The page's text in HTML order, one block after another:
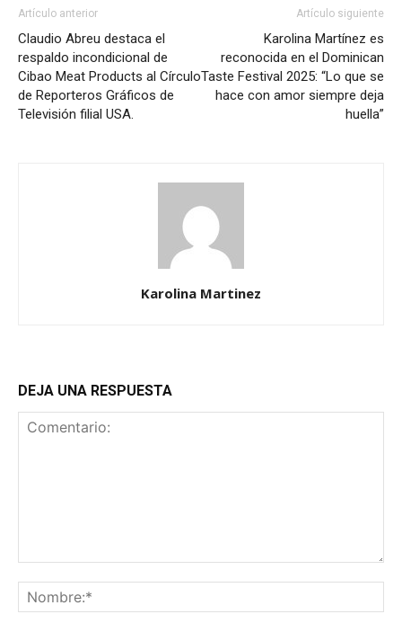
Artículo anterior
Claudio Abreu destaca el
respaldo incondicional de
Cibao Meat Products al Círculo
de Reporteros Gráficos de
Televisión filial USA.
Artículo siguiente
Karolina Martínez es
reconocida en el Dominican
Taste Festival 2025: “Lo que se
hace con amor siempre deja
huella”
Karolina Martinez
DEJA UNA RESPUESTA